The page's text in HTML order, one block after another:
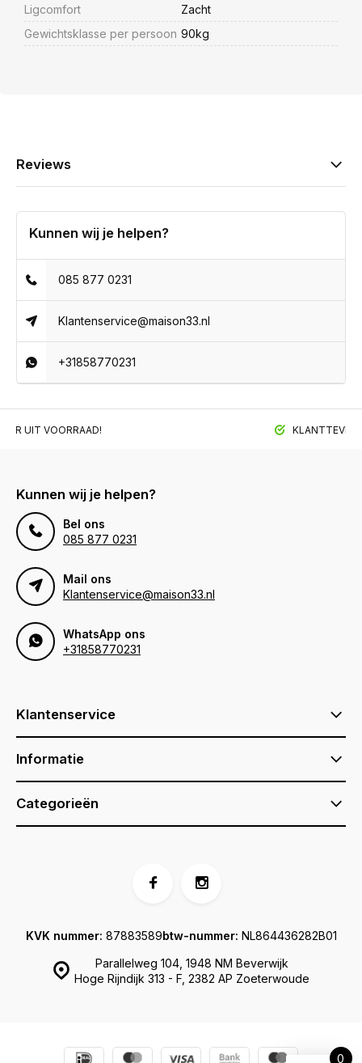
Ligcomfort
Zacht
Gewichtsklasse per persoon 90kg
Reviews
Kunnen wij je helpen?
085 877 0231
Klantenservice@maison33.nl
+31858770231
UIT VOORRAAD!
Kunnen wij je helpen?
Bel ons
085 877 0231
Mail ons
Klantenservice@maison33.nl
WhatsApp ons
+31858770231
Klantenservice
Informatie
Categorieën
Parallelweg 104, 1948 NM Beverwijk
Hoge Rijndijk 313 - F, 2382 AP Zoeterwoude
KVK nummer: 87883589btw-nummer: NL864436282B01
0